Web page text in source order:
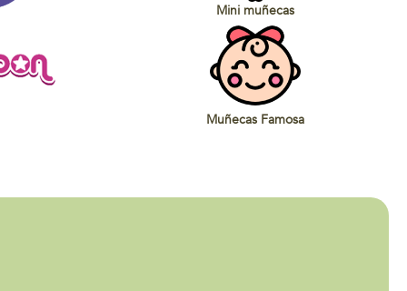
Mini muñecas
Muñecas Famosa